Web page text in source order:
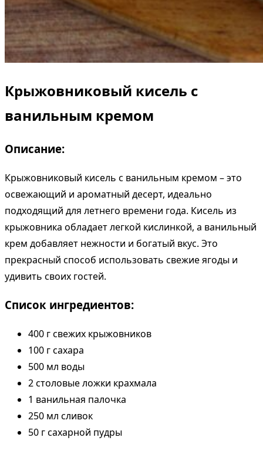
Крыжовниковый кисель с
ванильным кремом
Описание:
Крыжовниковый кисель с ванильным кремом – это
освежающий и ароматный десерт, идеально
подходящий для летнего времени года. Кисель из
крыжовника обладает легкой кислинкой, а ванильный
крем добавляет нежности и богатый вкус. Это
прекрасный способ использовать свежие ягоды и
удивить своих гостей.
Список ингредиентов:
400 г свежих крыжовников
100 г сахара
500 мл воды
2 столовые ложки крахмала
1 ванильная палочка
250 мл сливок
50 г сахарной пудры